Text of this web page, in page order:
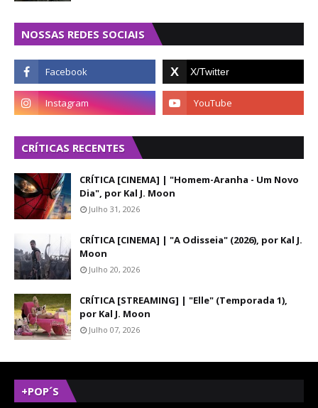
NOSSAS REDES SOCIAIS
CRÍTICAS RECENTES
CRÍTICA [CINEMA] | "Homem-Aranha - Um Novo
Dia", por Kal J. Moon
Julho 31, 2026
CRÍTICA [CINEMA] | "A Odisseia" (2026), por Kal J.
Moon
Julho 20, 2026
CRÍTICA [STREAMING] | "Elle" (Temporada 1),
por Kal J. Moon
Julho 07, 2026
+POP´S